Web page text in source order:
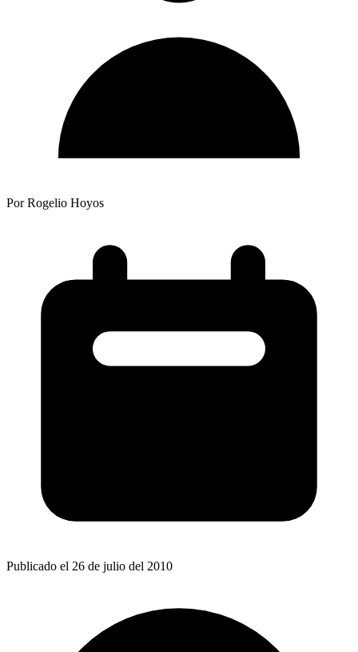
Por Rogelio Hoyos
Publicado el 26 de julio del 2010